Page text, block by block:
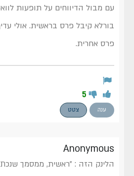
עם מבול הדיווחים על תופעות
בורלא קיבל פרס בראשית. אולי
פרס אחרית.
5
ענה צטט
Anonymous